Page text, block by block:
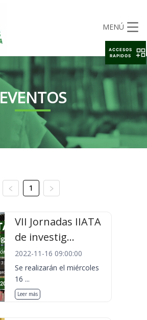
MENÚ
EVENTOS
1
VII Jornadas IIATA
de investig...
2022-11-16 09:00:00
Se realizarán el miércoles
16 ...
Leer más
ACCESOS
RAPIDOS